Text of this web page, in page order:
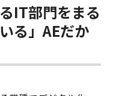
IT部門をまる
る」AEだか